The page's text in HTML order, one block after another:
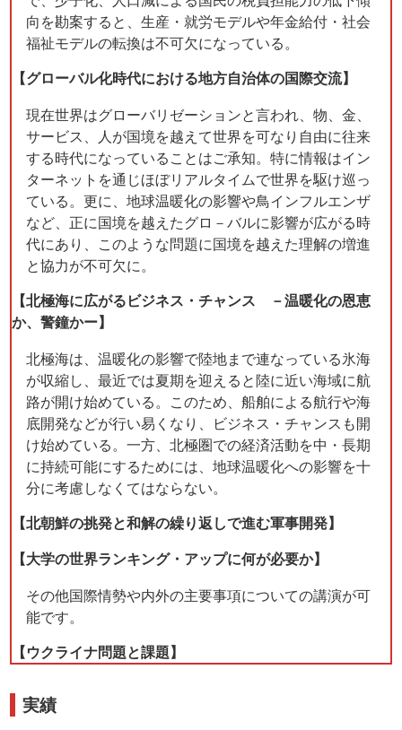
向を勘案すると、生産・就労モデルや年金給付・社会
福祉モデルの転換は不可欠になっている。
【グローバル化時代における地方自治体の国際交流】
現在世界はグローバリゼーションと言われ、物、金、
サービス、人が国境を越えて世界を可なり自由に往来
する時代になっていることはご承知。特に情報はイン
ターネットを通じほぼリアルタイムで世界を駆け巡っ
ている。更に、地球温暖化の影響や鳥インフルエンザ
など、正に国境を越えたグロ－バルに影響が広がる時
代にあり、このような問題に国境を越えた理解の増進
と協力が不可欠に。
【北極海に広がるビジネス・チャンス －温暖化の恩恵
か、警鐘かー】
北極海は、温暖化の影響で陸地まで連なっている氷海
が収縮し、最近では夏期を迎えると陸に近い海域に航
路が開け始めている。このため、船舶による航行や海
底開発などが行い易くなり、ビジネス・チャンスも開
け始めている。一方、北極圏での経済活動を中・長期
に持続可能にするためには、地球温暖化への影響を十
分に考慮しなくてはならない。
【北朝鮮の挑発と和解の繰り返しで進む軍事開発】
【大学の世界ランキング・アップに何が必要か】
その他国際情勢や内外の主要事項についての講演が可
能です。
【ウクライナ問題と課題】
実績